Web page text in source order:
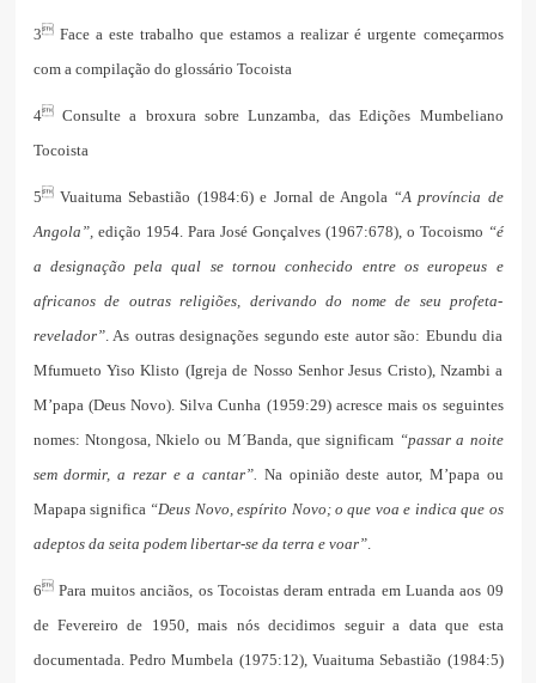
3Face a este trabalho que estamos a realizar é urgente começarmos
com a compilação do glossário Tocoista
4Consulte a broxura sobre Lunzamba, das Edições Mumbeliano
Tocoista
5Vuaituma Sebastião (1984:6) e Jornal de Angola “A província de
Angola”, edição 1954. Para José Gonçalves (1967:678), o Tocoismo “é
a designação pela qual se tornou conhecido entre os europeus e
africanos de outras religiões, derivando do nome de seu profeta-
revelador”. As outras designações segundo este autor são: Ebundu dia
Mfumueto Yiso Klisto (Igreja de Nosso Senhor Jesus Cristo), Nzambi a
M’papa (Deus Novo). Silva Cunha (1959:29) acresce mais os seguintes
nomes: Ntongosa, Nkielo ou M´Banda, que significam “passar a noite
sem dormir, a rezar e a cantar”. Na opinião deste autor, M’papa ou
Mapapa significa “Deus Novo, espírito Novo; o que voa e indica que os
adeptos da seita podem libertar-se da terra e voar”.
6Para muitos anciãos, os Tocoistas deram entrada em Luanda aos 09
de Fevereiro de 1950, mais nós decidimos seguir a data que esta
documentada. Pedro Mumbela (1975:12), Vuaituma Sebastião (1984:5)